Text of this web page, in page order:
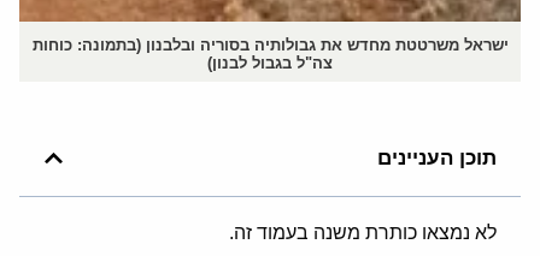
ישראל משרטטת מחדש את גבולותיה בסוריה ובלבנון (בתמונה: כוחות
צה"ל בגבול לבנון)
תוכן העניינים
לא נמצאו כותרת משנה בעמוד זה.